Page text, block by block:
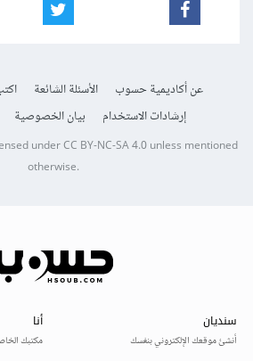
عن أكاديمية حسوب الأسئلة الشائعة
إرشادات الاستخدام
بيان الخصوصية
underCC BY-NC-SA 4.0unless mentioned
otherwise.